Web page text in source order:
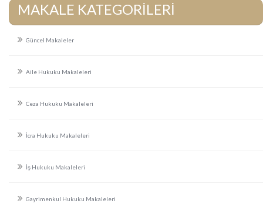
MAKALE KATEGORİLERİ
Güncel Makaleler
Aile Hukuku Makaleleri
Ceza Hukuku Makaleleri
İcra Hukuku Makaleleri
İş Hukuku Makaleleri
Gayrimenkul Hukuku Makaleleri